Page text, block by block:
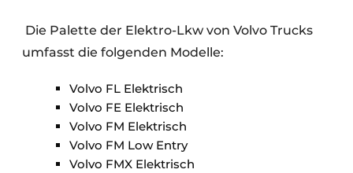
Die Palette der Elektro-Lkw von Volvo Trucks
umfasst die folgenden Modelle:
Volvo FL Elektrisch
Volvo FE Elektrisch
Volvo FM Elektrisch
Volvo FM Low Entry
Volvo FMX Elektrisch